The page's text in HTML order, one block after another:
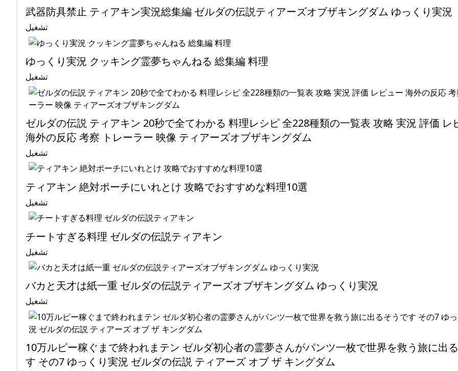
武器防具禁止 ティアキン実況総集編 ゼルダの伝説ティアーズオブザキングダム ゆっくり実況
تشغيل
ゆっくり実況 クッキング霊夢ちゃんねる 総集編 料理
تشغيل
ゼルダの伝説 ティアキン 20秒で全てわかる 料理レシピ 全228種類の一覧表 攻略 実況 評価 レ
海外の反応 考察 トレーラー 映像 ティアーズオブザキングダム
تشغيل
ティアキン 絶対ポーチにいれとけ 攻略でおすすめな料理10選
تشغيل
チートすぎる料理 ゼルダの伝説ティアキン
تشغيل
バカと天才は紙一重 ゼルダの伝説ティアーズオブザキングダム ゆっくり実況
تشغيل
10万ルピー稼ぐまで終われまテン ゼルダ初心者の霊夢さんがパンツ一枚で世界を救う旅に出
す その7 ゆっくり実況 ゼルダの伝説 ティアーズ オブ ザ キングダム